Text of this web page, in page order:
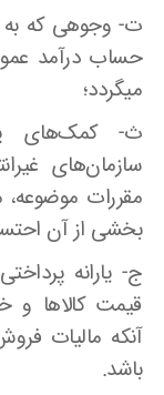
ت- وجوهی که به
حساب درآمد
میگردد؛
ث- کمک‌های
سازمان‌های
مقررات موضوعه،
بخشی از آن
ج- یارانه
قیمت کالاها و
آنکه مالیات
باشد.